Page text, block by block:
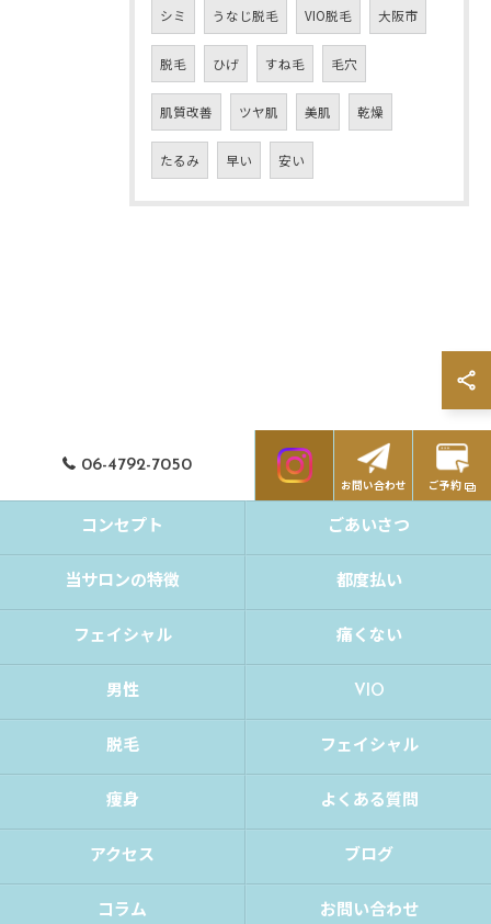
シミ うなじ脱毛 VIO脱毛 大阪市
脱毛 ひげ すね毛 毛穴
肌質改善 ツヤ肌 美肌 乾燥
たるみ 早い 安い
06-4792-7050
お問い合わせ ご予約
コンセプト ごあいさつ
当サロンの特徴 都度払い
フェイシャル 痛くない
男性 VIO
脱毛 フェイシャル
痩身 よくある質問
アクセス ブログ
コラム お問い合わせ